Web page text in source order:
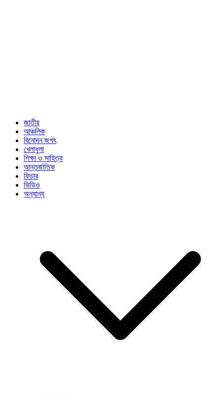
জাতীয়
আঞ্চলিক
বিনোদন জগৎ
খেলাধুলা
শিক্ষা ও সাহিত্য
আন্তর্জাতিক
ফিচার
ভিডিও
অন্যান্য